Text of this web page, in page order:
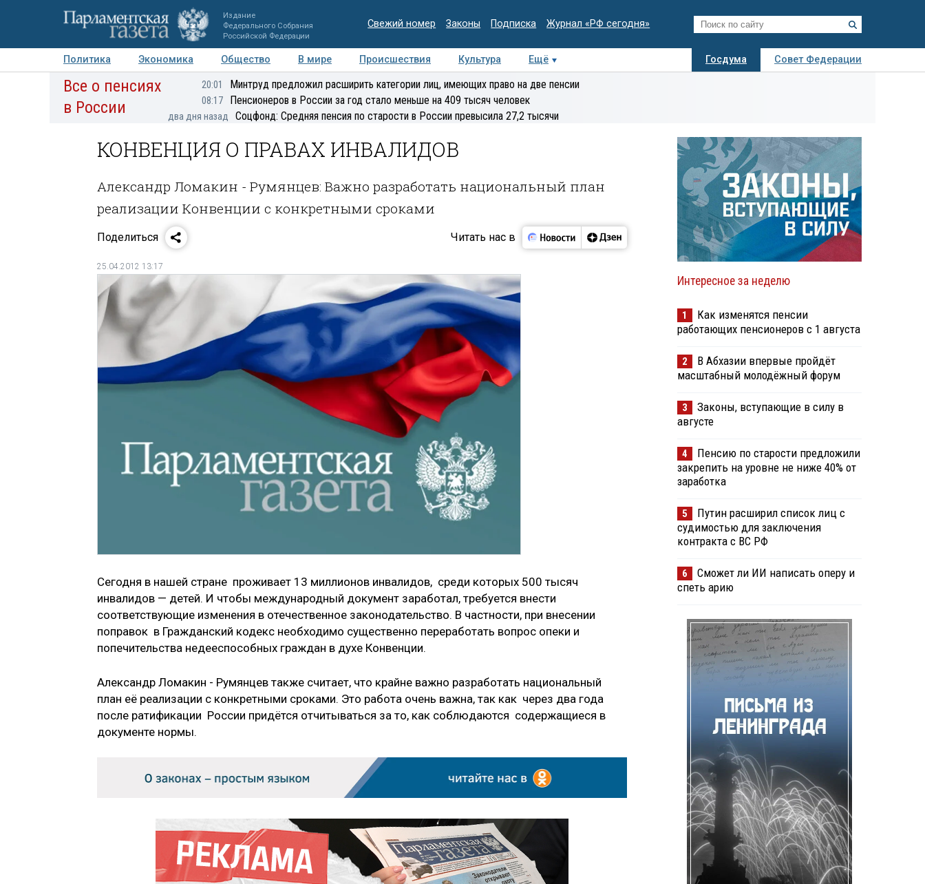
Издание
Федерального Собрания
Российской Федерации
Свежий номер Законы Подписка Журнал «РФ сегодня»
Политика Экономика Общество В мире Происшествия Культура Ещё Госдума
Совет Федерации
Авторы Персоны Мнения Регионы Медиацентр Интервью Колумнисты
Деловая
Все о пенсиях
в России
20:01 Минтруд предложил расширить категории лиц, имеющих право на две пенсии
08:17 Пенсионеров в России за год стало меньше на 409 тысяч человек
два дня назад Соцфонд: Средняя пенсия по старости в России превысила 27,2 тысячи
КОНВЕНЦИЯ О ПРАВАХ ИНВАЛИДОВ
Александр Ломакин - Румянцев: Важно разработать национальный план
реализации Конвенции с конкретными сроками
Поделиться Читать нас в
25.04.2012 13:17
Сегодня в нашей стране проживает 13 миллионов инвалидов, среди которых 500 тысяч
инвалидов — детей. И чтобы международный документ заработал, требуется внести
соответствующие изменения в отечественное законодательство. В частности, при внесении
поправок в Гражданский кодекс необходимо существенно переработать вопрос опеки и
попечительства недееспособных граждан в духе Конвенции.
Александр Ломакин - Румянцев также считает, что крайне важно разработать национальный
план её реализации с конкретными сроками. Это работа очень важна, так как через два года
после ратификации России придётся отчитываться за то, как соблюдаются содержащиеся в
документе нормы.
Интересное за неделю
1
Как изменятся пенсии
работающих пенсионеров с 1 августа
2
В Абхазии впервые пройдёт
масштабный молодёжный форум
3
Законы, вступающие в силу в
августе
4
Пенсию по старости предложили
закрепить на уровне не ниже 40% от
заработка
5
Путин расширил список лиц с
судимостью для заключения
контракта с ВС РФ
6
Сможет ли ИИ написать оперу и
спеть арию